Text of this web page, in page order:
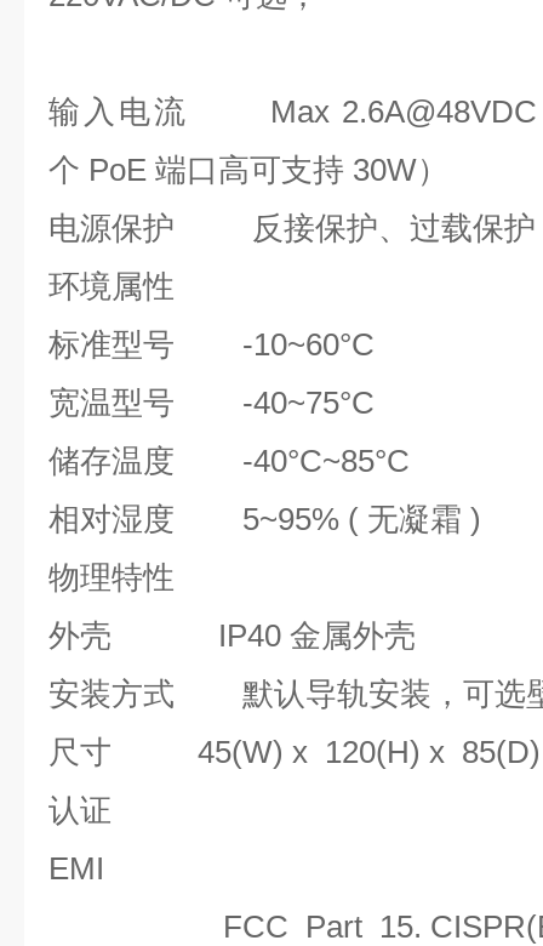
输入电流
Max
个 PoE 端口高可支持 30W）
电源保护
反接保护、过载保护
环境属性
标准型号
-10~60°C
宽温型号
-40~75°C
储存温度
-40°C~85°C
相对湿度
5~95% ( 无凝霜 )
物理特性
外壳
IP40 金属外壳
安装方式
默认导轨安装，可选
尺寸
45(W) x 120(H) x 85
认证
EMI
FCC Part 15.